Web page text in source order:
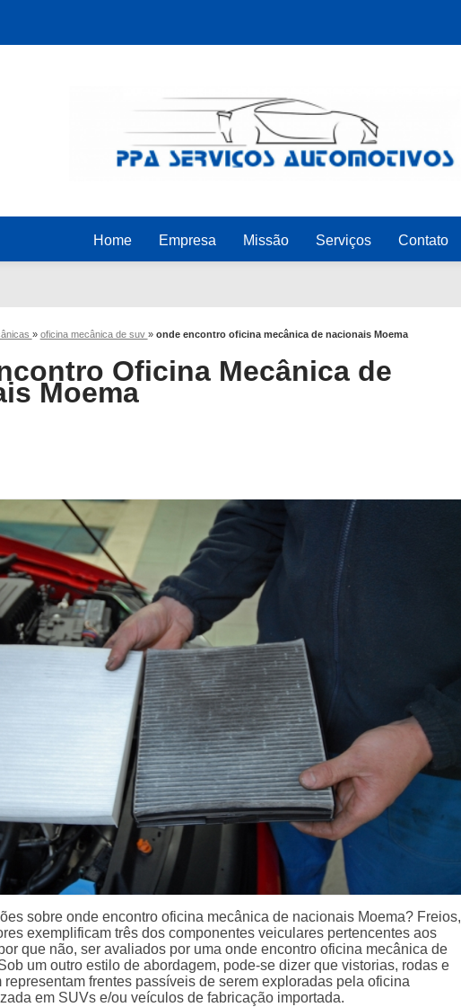
Home Empresa Missão Serviços Contato
» oficina mecânica de suv » onde encontro oficina mecânica de nacionais Moema
Oficina Mecânica de
Moema
sobre onde encontro oficina mecânica de nacionais Moema? Freios,
exemplificam três dos componentes veiculares pertencentes aos
que não, ser avaliados por uma onde encontro oficina mecânica de
um outro estilo de abordagem, pode-se dizer que vistorias, rodas e
representam frentes passíveis de serem exploradas pela oficina
em SUVs e/ou veículos de fabricação importada.